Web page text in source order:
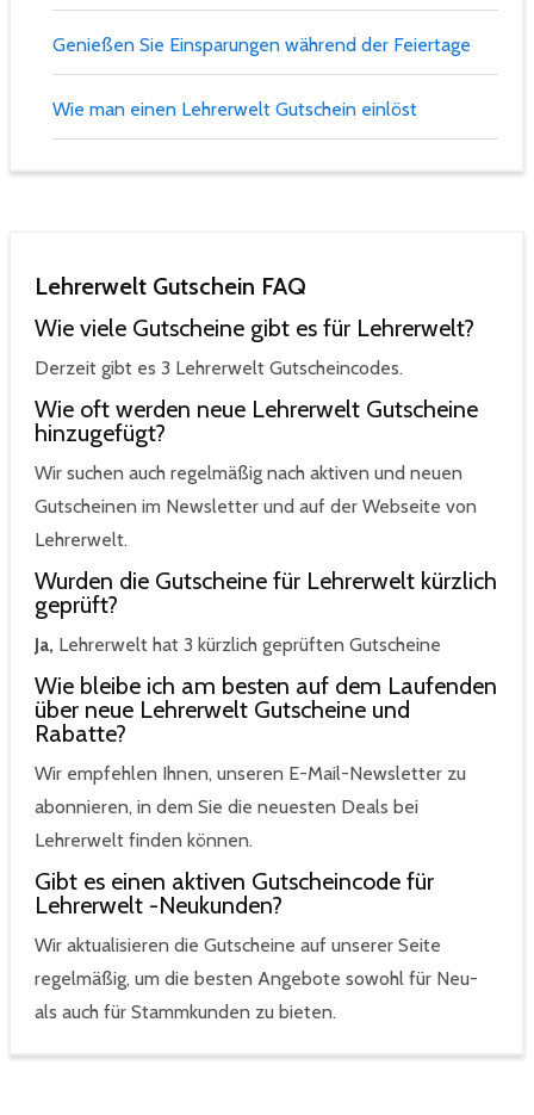
Genießen Sie Einsparungen während der Feiertage
Wie man einen Lehrerwelt Gutschein einlöst
Lehrerwelt Gutschein FAQ
Wie viele Gutscheine gibt es für Lehrerwelt?
Derzeit gibt es 3 Lehrerwelt Gutscheincodes.
Wie oft werden neue Lehrerwelt Gutscheine
hinzugefügt?
Wir suchen auch regelmäßig nach aktiven und neuen
Gutscheinen im Newsletter und auf der Webseite von
Lehrerwelt.
Wurden die Gutscheine für Lehrerwelt kürzlich
geprüft?
Ja, Lehrerwelt hat 3 kürzlich geprüften Gutscheine
Wie bleibe ich am besten auf dem Laufenden
über neue Lehrerwelt Gutscheine und
Rabatte?
Wir empfehlen Ihnen, unseren E-Mail-Newsletter zu
abonnieren, in dem Sie die neuesten Deals bei
Lehrerwelt finden können.
Gibt es einen aktiven Gutscheincode für
Lehrerwelt -Neukunden?
Wir aktualisieren die Gutscheine auf unserer Seite
regelmäßig, um die besten Angebote sowohl für Neu-
als auch für Stammkunden zu bieten.